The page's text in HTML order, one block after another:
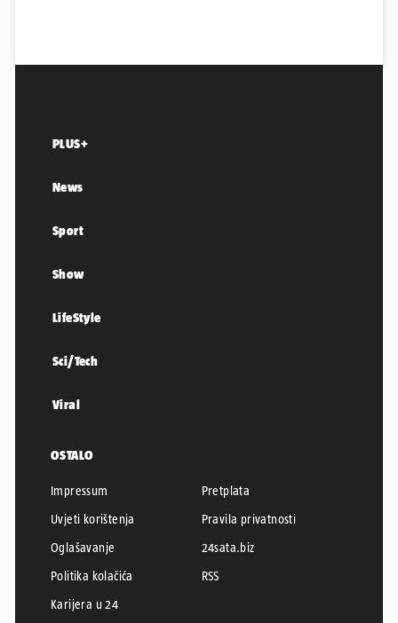
PLUS+
News
Sport
Show
LifeStyle
Sci/Tech
Viral
OSTALO
Impressum
Pretplata
Uvjeti korištenja
Pravila privatnosti
Oglašavanje
24sata.biz
Politika kolačića
RSS
Karijera u 24